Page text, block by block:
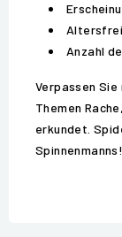
Anzahl
Verpassen
Themen
erkundet.
Spinnenmanns!